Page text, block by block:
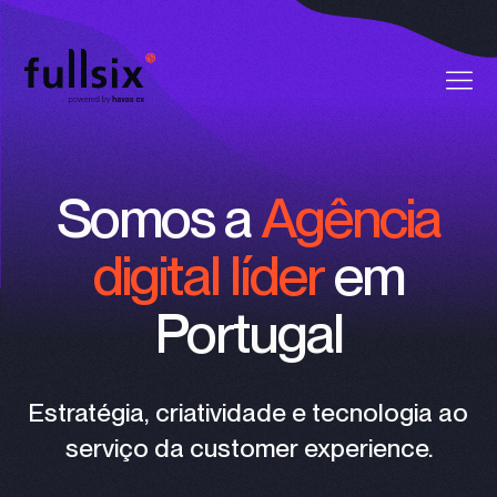
Quem Somos
Clientes
Serviços
Vagas
Contactos
Somos aAgência
digital líderem
Portugal
Estratégia, criatividade e tecnologia ao
serviço da customer experience.